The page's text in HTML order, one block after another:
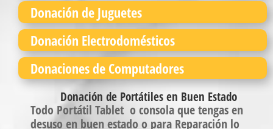
Donación de Juguetes
Donación Electrodomésticos
Donaciones de Computadores
Donación de Portátiles en Buen Estado
Todo Portátil Tablet o consola que tengas en
desuso en buen estado o para Reparación lo